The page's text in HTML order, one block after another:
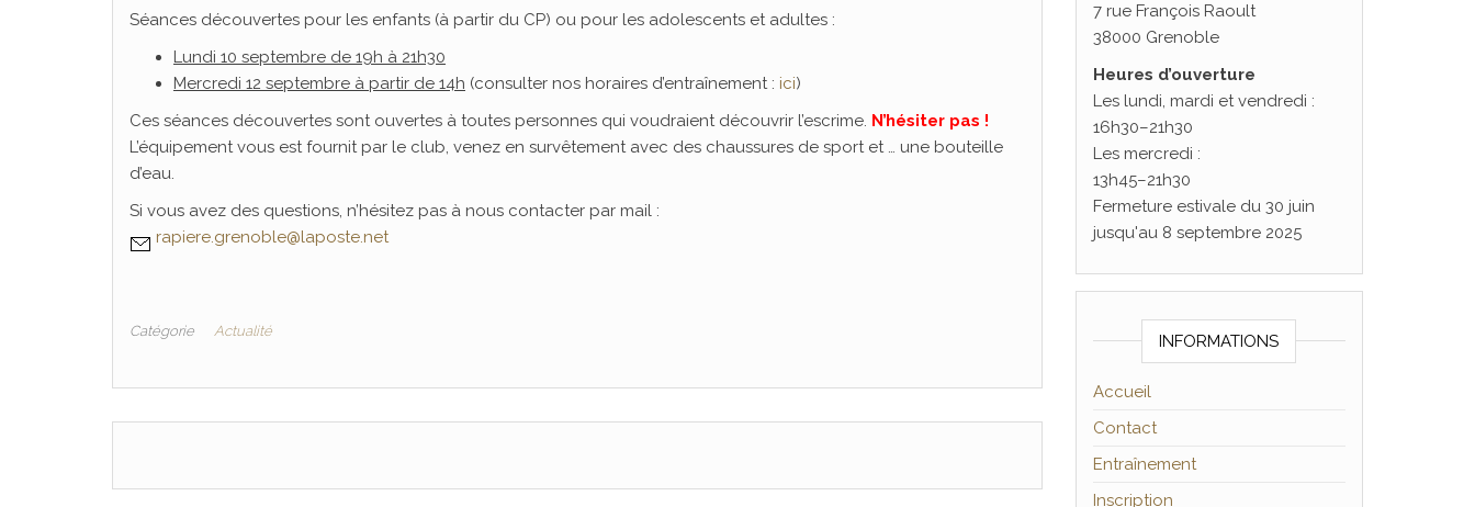
Séances découvertes pour les enfants (à partir du CP) ou pour les adolescents et adultes :
Lundi 10 septembre de 19h à 21h30
Mercredi 12 septembre à partir de 14h (consulter nos horaires d’entraînement : ici)
Ces séances découvertes sont ouvertes à toutes personnes qui voudraient découvrir l’escrime. N’hésiter pas !
L’équipement vous est fournit par le club, venez en survêtement avec des chaussures de sport et … une bouteille
d’eau.
Si vous avez des questions, n’hésitez pas à nous contacter par mail :
rapiere.grenoble@laposte.net
Catégorie Actualité
7 rue François Raoult
38000 Grenoble
Heures d’ouverture
Les lundi, mardi et vendredi :
16h30–21h30
Les mercredi :
13h45–21h30
Fermeture estivale du 30 juin
jusqu'au 8 septembre 2025
INFORMATIONS
Accueil
Contact
Entraînement
Inscription